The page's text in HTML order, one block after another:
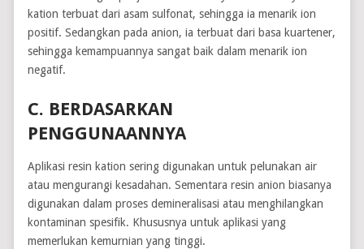
kation terbuat dari asam sulfonat, sehingga ia menarik ion
positif. Sedangkan pada anion, ia terbuat dari basa kuartener,
sehingga kemampuannya sangat baik dalam menarik ion
negatif.
C. BERDASARKAN
PENGGUNAANNYA
Aplikasi resin kation sering digunakan untuk pelunakan air
atau mengurangi kesadahan. Sementara resin anion biasanya
digunakan dalam proses demineralisasi atau menghilangkan
kontaminan spesifik. Khususnya untuk aplikasi yang
memerlukan kemurnian yang tinggi.